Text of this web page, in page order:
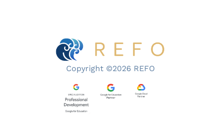
Copyright ©2026 REFO